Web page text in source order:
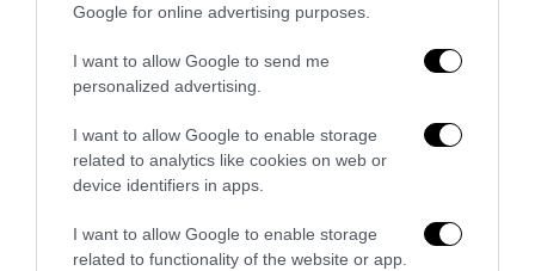
Google for online advertising purposes.
I want to allow Google to send me
personalized advertising.
I want to allow Google to enable storage
related to analytics like cookies on web or
device identifiers in apps.
I want to allow Google to enable storage
related to functionality of the website or app.
La sinistra è così serva delle toghe da odiare persino il
5 Agosto 2026